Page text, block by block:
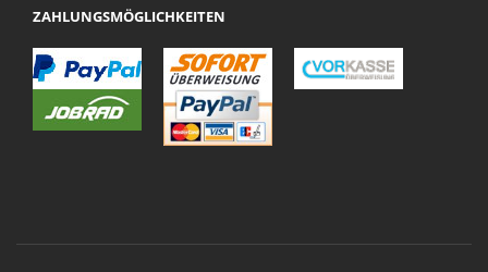
ZAHLUNGSMÖGLICHKEITEN